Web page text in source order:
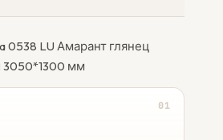
0538 LU Амарант глянец
3050*1300 мм
01